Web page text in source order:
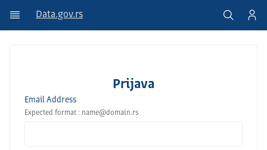
Data.gov.rs
Prijava
Email Address
Expected format : name@domain.rs